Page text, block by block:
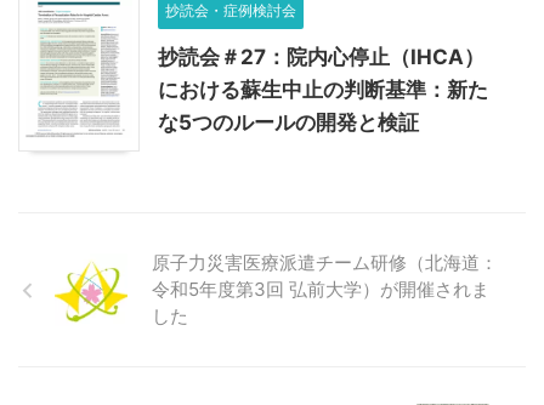
抄読会・症例検討会
抄読会＃27：院内心停止（IHCA）
における蘇生中止の判断基準：新た
な5つのルールの開発と検証
原子力災害医療派遣チーム研修（北海道：
令和5年度第3回 弘前大学）が開催されま
した